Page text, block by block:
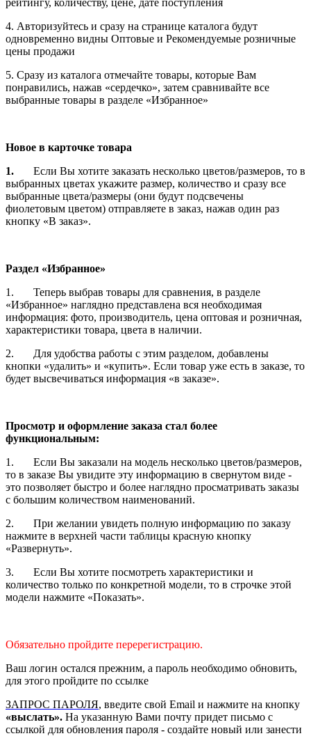
4. Авторизуйтесь и сразу на странице каталога будут
одновременно видны Оптовые и Рекомендуемые розничные
цены продажи
5. Сразу из каталога отмечайте товары, которые Вам
понравились, нажав «сердечко», затем сравнивайте все
выбранные товары в разделе «Избранное»
Новое в карточке товара
1. Если Вы хотите заказать несколько цветов/размеров, то в
выбранных цветах укажите размер, количество и сразу все
выбранные цвета/размеры (они будут подсвечены
фиолетовым цветом) отправляете в заказ, нажав один раз
кнопку «В заказ».
Раздел «Избранное»
1. Теперь выбрав товары для сравнения, в разделе
«Избранное» наглядно представлена вся необходимая
информация: фото, производитель, цена оптовая и розничная,
характеристики товара, цвета в наличии.
2. Для удобства работы с этим разделом, добавлены
кнопки «удалить» и «купить». Если товар уже есть в заказе, то
будет высвечиваться информация «в заказе».
Просмотр и оформление заказа стал более
функциональным:
1. Если Вы заказали на модель несколько цветов/размеров,
то в заказе Вы увидите эту информацию в свернутом виде -
это позволяет быстро и более наглядно просматривать заказы
с большим количеством наименований.
2. При желании увидеть полную информацию по заказу
нажмите в верхней части таблицы красную кнопку
«Развернуть».
3. Если Вы хотите посмотреть характеристики и
количество только по конкретной модели, то в строчке этой
модели нажмите «Показать».
Обязательно пройдите перерегистрацию.
Ваш логин остался прежним, а пароль необходимо обновить,
для этого пройдите по ссылке
ЗАПРОС ПАРОЛЯ, введите свой Email и нажмите на кнопку
«выслать». На указанную Вами почту придет письмо с
ссылкой для обновления пароля - создайте новый или занести